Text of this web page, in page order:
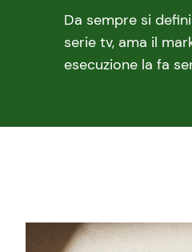
Da sempre si
serie tv, ama il
esecuzione la fa